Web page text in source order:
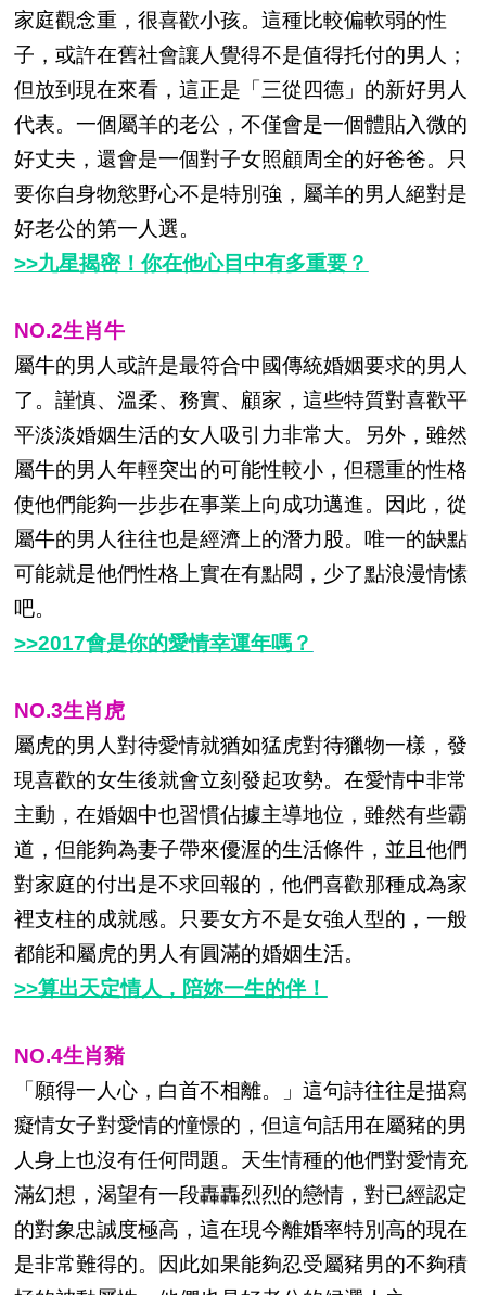
家庭觀念重，很喜歡小孩。這種比較偏軟弱的性
子，或許在舊社會讓人覺得不是值得托付的男人；
但放到現在來看，這正是「三從四德」的新好男人
代表。一個屬羊的老公，不僅會是一個體貼入微的
好丈夫，還會是一個對子女照顧周全的好爸爸。只
要你自身物慾野心不是特別強，屬羊的男人絕對是
好老公的第一人選。
>>九星揭密！你在他心目中有多重要？
NO.2生肖牛
屬牛的男人或許是最符合中國傳統婚姻要求的男人
了。謹慎、溫柔、務實、顧家，這些特質對喜歡平
平淡淡婚姻生活的女人吸引力非常大。另外，雖然
屬牛的男人年輕突出的可能性較小，但穩重的性格
使他們能夠一步步在事業上向成功邁進。因此，從
屬牛的男人往往也是經濟上的潛力股。唯一的缺點
可能就是他們性格上實在有點悶，少了點浪漫情愫
吧。
>>2017會是你的愛情幸運年嗎？
NO.3生肖虎
屬虎的男人對待愛情就猶如猛虎對待獵物一樣，發
現喜歡的女生後就會立刻發起攻勢。在愛情中非常
主動，在婚姻中也習慣佔據主導地位，雖然有些霸
道，但能夠為妻子帶來優渥的生活條件，並且他們
對家庭的付出是不求回報的，他們喜歡那種成為家
裡支柱的成就感。只要女方不是女強人型的，一般
都能和屬虎的男人有圓滿的婚姻生活。
>>算出天定情人，陪妳一生的伴！
NO.4生肖豬
「願得一人心，白首不相離。」這句詩往往是描寫
癡情女子對愛情的憧憬的，但這句話用在屬豬的男
人身上也沒有任何問題。天生情種的他們對愛情充
滿幻想，渴望有一段轟轟烈烈的戀情，對已經認定
的對象忠誠度極高，這在現今離婚率特別高的現在
是非常難得的。因此如果能夠忍受屬豬男的不夠積